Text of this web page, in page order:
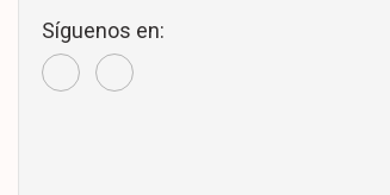
Síguenos en: